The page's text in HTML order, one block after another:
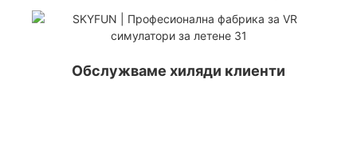
Обслужваме хиляди клиенти